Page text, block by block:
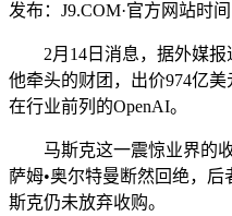
发布：J9.COM·官方网站时
2月14日消息，据外媒报
他牵头的财团，出价974亿
在行业前列的OpenAI。
马斯克这一震惊业界的收
萨姆•奥尔特曼断然回绝，
斯克仍未放弃收购。